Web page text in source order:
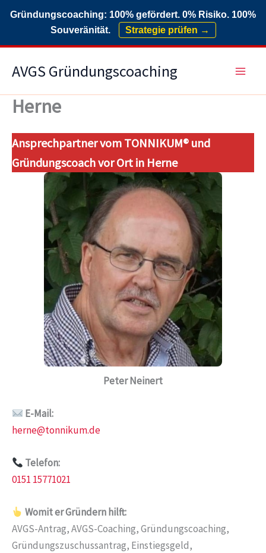
Gründungscoaching: 100% gefördert. 0% Risiko. 100%
Souveränität.
Strategie prüfen →
InhaltAVGS Gründungscoaching
Herne
Ansprechpartner vom TONNIKUM® und
Gründungscoach vor Ort in Herne
Peter Neinert
E-Mail:
herne@tonnikum.de
Telefon:
0151 15771021
Womit er Gründern hilft:
AVGS-Antrag, AVGS-Coaching, Gründungscoaching,
Gründungszuschussantrag, Einstiegsgeld,